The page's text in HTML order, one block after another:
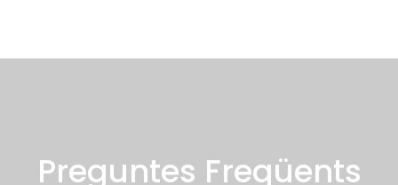
Preguntes Freqüents